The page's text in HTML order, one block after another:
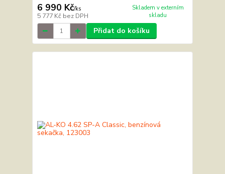
6 990 Kč/ks
5 777 Kč bez DPH
Skladem v externím
skladu
Přidat do košíku